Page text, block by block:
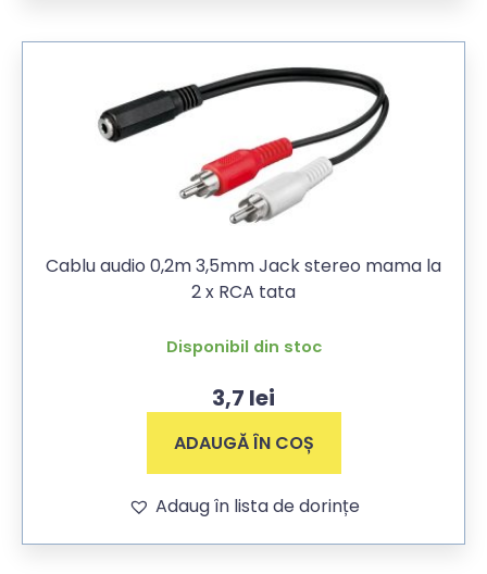
Cablu audio 0,2m 3,5mm Jack stereo mama la
2 x RCA tata
Disponibil din stoc
3,7 lei
ADAUGĂ ÎN COȘ
Adaug în lista de dorințe